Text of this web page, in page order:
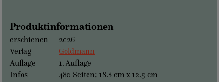
Produktinformationen
erschienen
2026
Verlag
Goldmann
Auflage
1. Auflage
Infos
480 Seiten; 18.8 cm x 12.5 cm